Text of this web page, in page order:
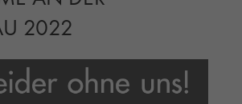
& FORSCHUNG
2022